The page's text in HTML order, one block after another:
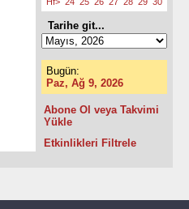
Tarihe git...
Bugün:
Paz, Ağ 9, 2026
Abone Ol veya Takvimi
Yükle
Etkinlikleri Filtrele